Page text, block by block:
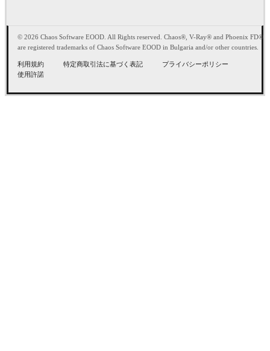
© 2026 Chaos Software EOOD. All Rights reserved. Chaos®, V-Ray® and Phoenix FD®
are registered trademarks of Chaos Software EOOD in Bulgaria and/or other countries.
利用規約 特定商取引法に基づく表記
プライバシーポリシー
使用許諾